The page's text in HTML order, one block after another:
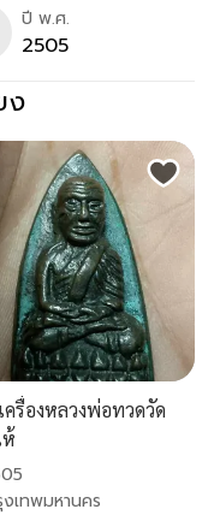
ปี พ.ศ.
2505
ง
ครื่องหลวงพ่อทวดวัด
ห้
งเทพมหานคร